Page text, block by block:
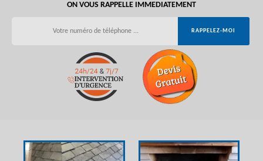
ON VOUS RAPPELLE IMMEDIATEMENT